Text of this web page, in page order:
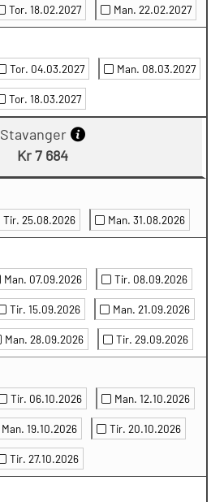
Tor. 18.02.2027 Man. 22.02.2027
Tor. 04.03.2027 Man. 08.03.2027
Tor. 18.03.2027
Stavanger
Kr 7 684
Tir. 25.08.2026 Man. 31.08.2026
Man. 07.09.2026 Tir. 08.09.2026
Tir. 15.09.2026 Man. 21.09.2026
Man. 28.09.2026 Tir. 29.09.2026
Tir. 06.10.2026 Man. 12.10.2026
Man. 19.10.2026 Tir. 20.10.2026
Tir. 27.10.2026